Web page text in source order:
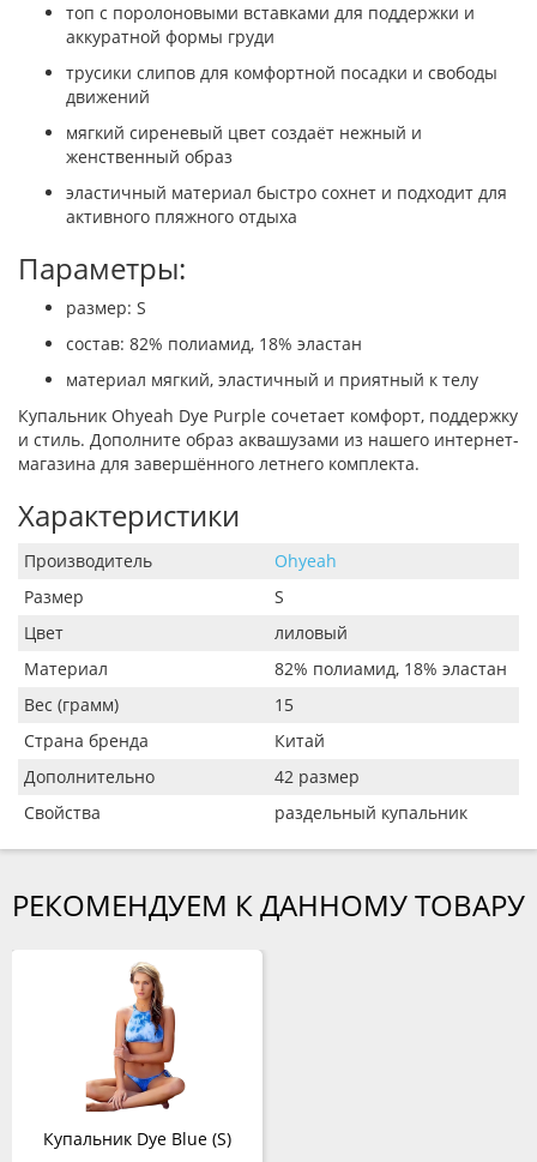
топ с поролоновыми вставками для поддержки и
аккуратной формы груди
трусики слипов для комфортной посадки и свободы
движений
мягкий сиреневый цвет создаёт нежный и
женственный образ
эластичный материал быстро сохнет и подходит для
активного пляжного отдыха
Параметры:
размер: S
состав: 82% полиамид, 18% эластан
материал мягкий, эластичный и приятный к телу
Купальник Ohyeah Dye Purple сочетает комфорт, поддержку
и стиль. Дополните образ аквашузами из нашего интернет-
магазина для завершённого летнего комплекта.
Характеристики
Производитель
Ohyeah
Размер
S
Цвет
лиловый
Материал
82% полиамид, 18% эластан
Вес (грамм)
15
Страна бренда
Китай
Дополнительно
42 размер
Свойства
раздельный купальник
РЕКОМЕНДУЕМ К ДАННОМУ ТОВАРУ
Купальник Dye Blue (S)